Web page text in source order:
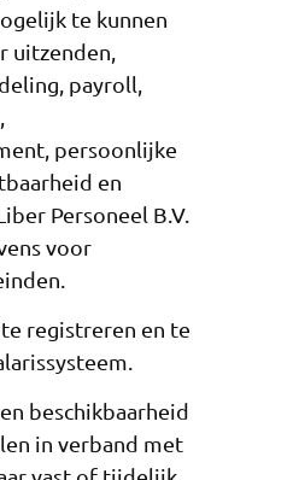
te kunnen
uitzenden,
payroll,
persoonlijke
en
Personeel B.V.
voor
registreren en te
beschikbaarheid
in verband met